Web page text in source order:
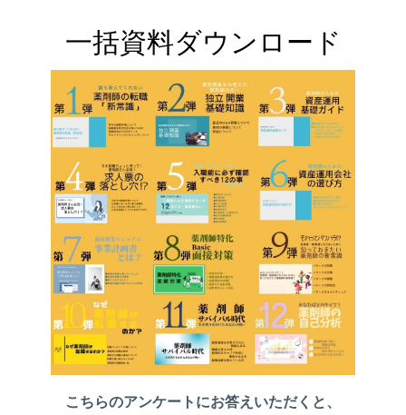
一括資料ダウンロード
こちらのアンケートにお答えいただくと、